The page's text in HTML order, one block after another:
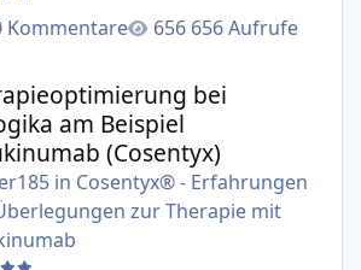
Kommentare
656 Aufrufe
bei Biologika am Beispiel
bei
am Beispiel
(Cosentyx)
in Cosentyx® - Erfahrungen
zur Therapie mit